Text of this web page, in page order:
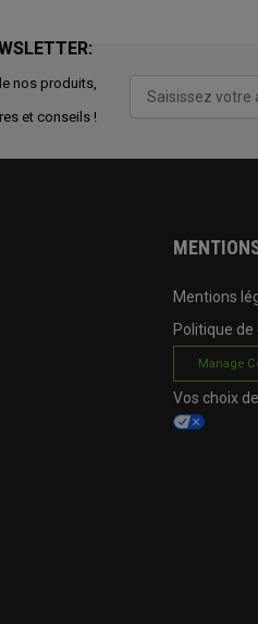
nos produits,
et conseils !
Mentions
Politique
Manage
Vos choix